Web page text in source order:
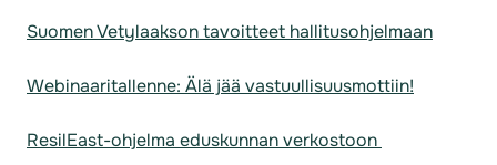
Suomen Vetylaakson tavoitteet hallitusohjelmaan
Webinaaritallenne: Älä jää vastuullisuusmottiin!
ResilEast-ohjelma eduskunnan verkostoon